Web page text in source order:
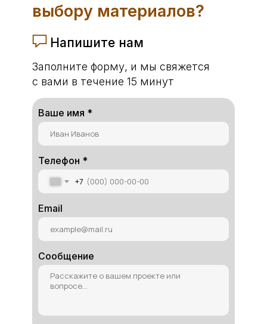
выбору материалов?
Напишите нам
Заполните форму, и мы свяжется
с вами в течение 15 минут
Ваше имя *
Телефон *
+7
Email
Сообщение